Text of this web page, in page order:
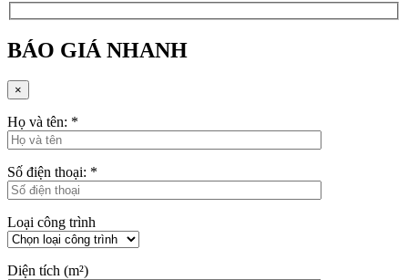
BÁO GIÁ NHANH
×
Họ và tên: *
Số điện thoại: *
Loại công trình
Diện tích (m²)